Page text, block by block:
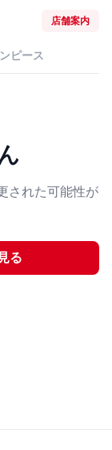
店舗案内
ピース
された可能性が
る